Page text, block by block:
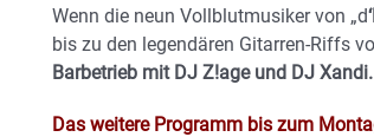
Wenn die neun Vollblutmusiker von „d
bis zu den legendären Gitarren-Riffs
Barbetrieb mit DJ Z!age und DJ Xandi.
Das weitere Programm bis zum